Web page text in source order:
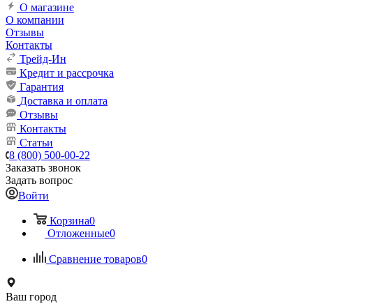
О магазине
О компании
Отзывы
Контакты
Трейд-Ин
Кредит и рассрочка
Гарантия
Доставка и оплата
Отзывы
Контакты
Статьи
8 (800) 500-00-22
Заказать звонок
Задать вопрос
Войти
Корзина0
Отложенные0
Сравнение товаров0
Ваш город